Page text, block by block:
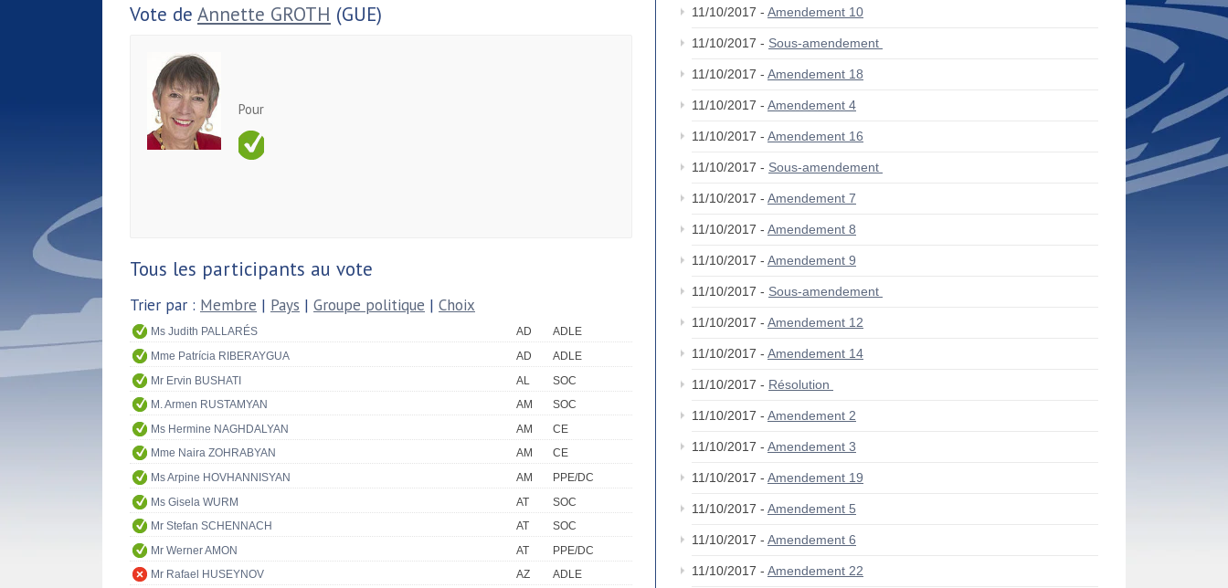
Vote de Annette GROTH (GUE)
Pour
Tous les participants au vote
Trier par : Membre | Pays | Groupe politique | Choix
Ms Judith PALLARÉS AD
ADLE
Mme Patrícia RIBERAYGUA
AD
ADLE
Mr Ervin BUSHATI
AL
SOC
M. Armen RUSTAMYAN
AM
SOC
Ms Hermine NAGHDALYAN
AM
CE
Mme Naira ZOHRABYAN
AM
CE
Ms Arpine HOVHANNISYAN
AM
PPE/DC
Ms Gisela WURM
AT
SOC
Mr Stefan SCHENNACH
AT
SOC
Mr Werner AMON
AT
PPE/DC
Mr Rafael HUSEYNOV
AZ
ADLE
11/10/2017 - Amendement 10
11/10/2017 - Sous-amendement
11/10/2017 - Amendement 18
11/10/2017 - Amendement 4
11/10/2017 - Amendement 16
11/10/2017 - Sous-amendement
11/10/2017 - Amendement 7
11/10/2017 - Amendement 8
11/10/2017 - Amendement 9
11/10/2017 - Sous-amendement
11/10/2017 - Amendement 12
11/10/2017 - Amendement 14
11/10/2017 - Résolution
11/10/2017 - Amendement 2
11/10/2017 - Amendement 3
11/10/2017 - Amendement 19
11/10/2017 - Amendement 5
11/10/2017 - Amendement 6
11/10/2017 - Amendement 22